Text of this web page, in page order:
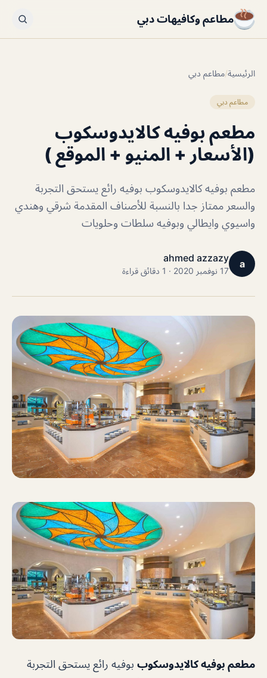
مطاعم وكافيهات دبي
الرئيسية/مطاعم دبي
مطاعم دبي
مطعم بوفيه كالايدوسكوب
(الأسعار + المنيو + الموقع )
مطعم بوفيه كالايدوسكوب بوفيه رائع يستحق التجربة
والسعر ممتاز جدا بالنسبة للأصناف المقدمة شرقي وهندي
واسيوي وايطالي وبوفيه سلطات وحلويات
a
ahmed azzazy
17 نوفمبر 2020 · 1 دقائق قراءة
مطعم بوفيه كالايدوسكوب بوفيه رائع يستحق التجربة